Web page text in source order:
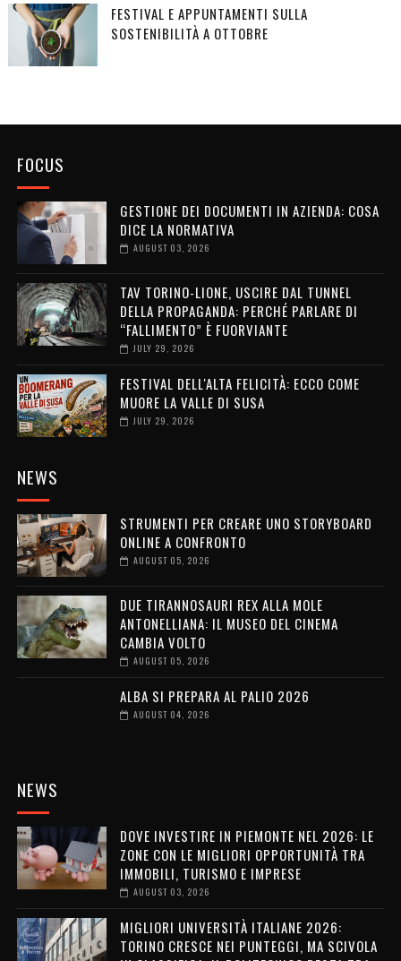
FESTIVAL E APPUNTAMENTI SULLA
SOSTENIBILITÀ A OTTOBRE
FOCUS
GESTIONE DEI DOCUMENTI IN AZIENDA: COSA
DICE LA NORMATIVA
AUGUST 03, 2026
TAV TORINO-LIONE, USCIRE DAL TUNNEL
DELLA PROPAGANDA: PERCHÉ PARLARE DI
“FALLIMENTO” È FUORVIANTE
JULY 29, 2026
FESTIVAL DELL'ALTA FELICITÀ: ECCO COME
MUORE LA VALLE DI SUSA
JULY 29, 2026
NEWS
STRUMENTI PER CREARE UNO STORYBOARD
ONLINE A CONFRONTO
AUGUST 05, 2026
DUE TIRANNOSAURI REX ALLA MOLE
ANTONELLIANA: IL MUSEO DEL CINEMA
CAMBIA VOLTO
AUGUST 05, 2026
ALBA SI PREPARA AL PALIO 2026
AUGUST 04, 2026
NEWS
DOVE INVESTIRE IN PIEMONTE NEL 2026: LE
ZONE CON LE MIGLIORI OPPORTUNITÀ TRA
IMMOBILI, TURISMO E IMPRESE
AUGUST 03, 2026
MIGLIORI UNIVERSITÀ ITALIANE 2026:
TORINO CRESCE NEI PUNTEGGI, MA SCIVOLA